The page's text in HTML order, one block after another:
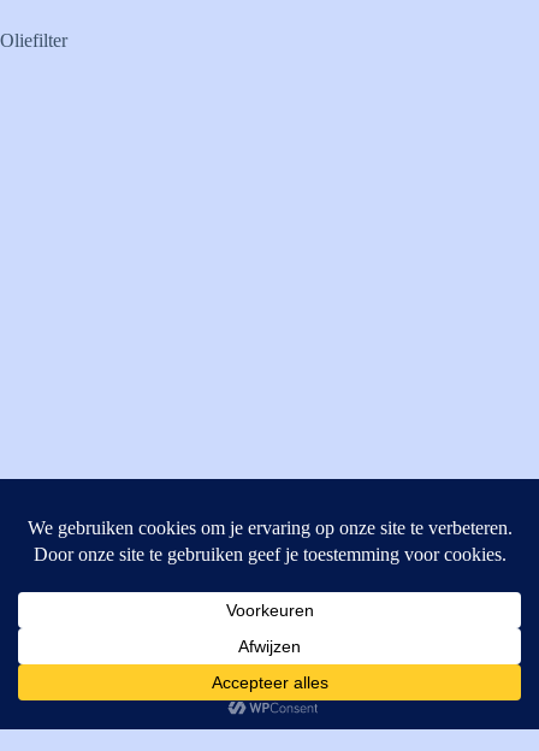
Oliefilter
4462GE, Goes
T: +31 (0) 111-484438
M:parts@mitechniek.nl
VAT: NL862802295B01
Cookies helpen ons bij het leveren van onze diensten. Door
gebruik te maken van onze diensten, gaat u akkoord met ons
gebruik van cookies.